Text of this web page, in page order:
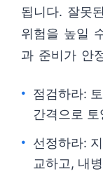
됩니다. 잘못
위험을 높일
과 준비가 안
점검하라:
간격으로
선정하라:
교하고, 내